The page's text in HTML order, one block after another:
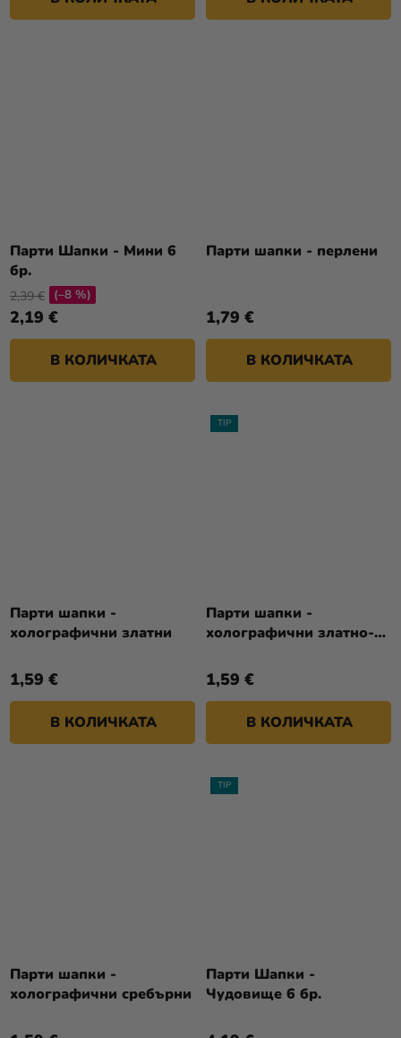
Парти Шапки - Мини 6
бр.
2,19 €
2,39 € (–8 %)
В КОЛИЧКАТА
Парти шапки - перлени
1,79 €
В КОЛИЧКАТА
Парти шапки -
холографични златни
1,59 €
В КОЛИЧКАТА
TIP
Парти шапки -
холографични златно-
1,59 €
В КОЛИЧКАТА
Парти шапки -
холографични сребърни
TIP
Парти Шапки -
Чудовище 6 бр.